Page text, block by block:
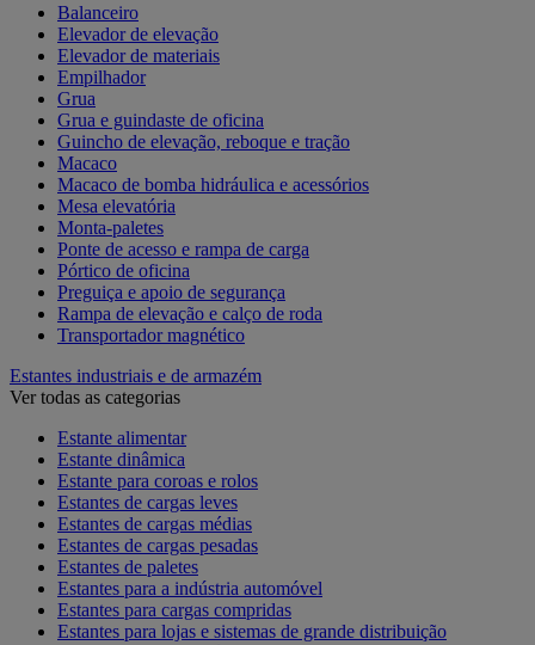
Balanceiro
Elevador de elevação
Elevador de materiais
Empilhador
Grua
Grua e guindaste de oficina
Guincho de elevação, reboque e tração
Macaco
Macaco de bomba hidráulica e acessórios
Mesa elevatória
Monta-paletes
Ponte de acesso e rampa de carga
Pórtico de oficina
Preguiça e apoio de segurança
Rampa de elevação e calço de roda
Transportador magnético
Estantes industriais e de armazém
Ver todas as categorias
Estante alimentar
Estante dinâmica
Estante para coroas e rolos
Estantes de cargas leves
Estantes de cargas médias
Estantes de cargas pesadas
Estantes de paletes
Estantes para a indústria automóvel
Estantes para cargas compridas
Estantes para lojas e sistemas de grande distribuição